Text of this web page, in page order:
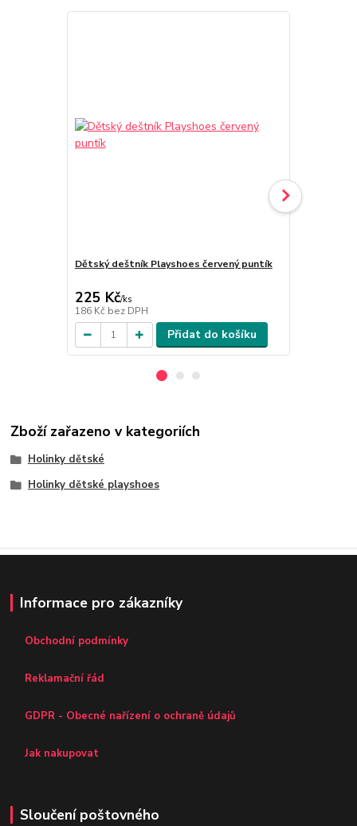
Dětský deštník Playshoes červený puntík
225 Kč/ks
186 Kč bez DPH
Přidat do košíku
Zboží zařazeno v kategoriích
Holinky dětské
Holinky dětské playshoes
Informace pro zákazníky
Obchodní podmínky
Reklamační řád
GDPR - Obecné nařízení o ochraně údajů
Jak nakupovat
Sloučení poštovného